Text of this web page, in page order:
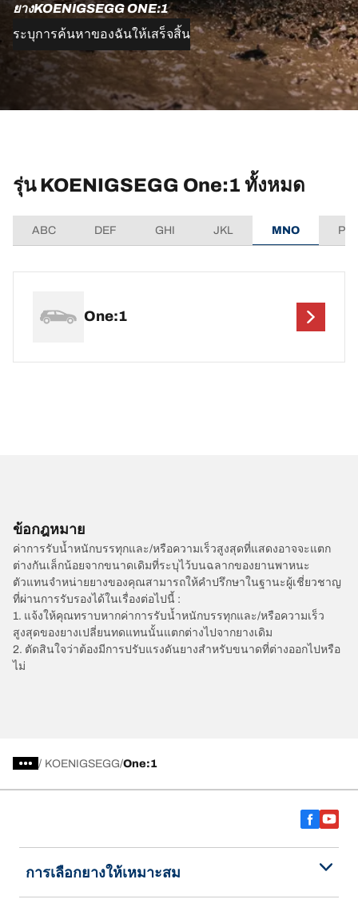
ยางKOENIGSEGG ONE:1
ระบุการค้นหาของฉันให้เสร็จสิ้น
รุ่น KOENIGSEGG One:1 ทั้งหมด
ABC DEF GHI JKL MNO
One:1
ข้อกฎหมาย
ค่าการรับน้ำหนักบรรทุกและ/หรือความเร็วสูงสุดที่แสดงอาจจะแตก
ต่างกันเล็กน้อยจากขนาดเดิมที่ระบุไว้บนฉลากของยานพาหนะ
ตัวแทนจำหน่ายยางของคุณสามารถให้คำปรึกษาในฐานะผู้เชี่ยวชาญ
ที่ผ่านการรับรองได้ในเรื่องต่อไปนี้ :
1. แจ้งให้คุณทราบหากค่าการรับน้ำหนักบรรทุกและ/หรือความเร็ว
สูงสุดของยางเปลี่ยนทดแทนนั้นแตกต่างไปจากยางเดิม
2. ตัดสินใจว่าต้องมีการปรับแรงดันยางสำหรับขนาดที่ต่างออกไปหรือ
ไม่
/ KOENIGSEGG One:1
การเลือกยางให้เหมาะสม